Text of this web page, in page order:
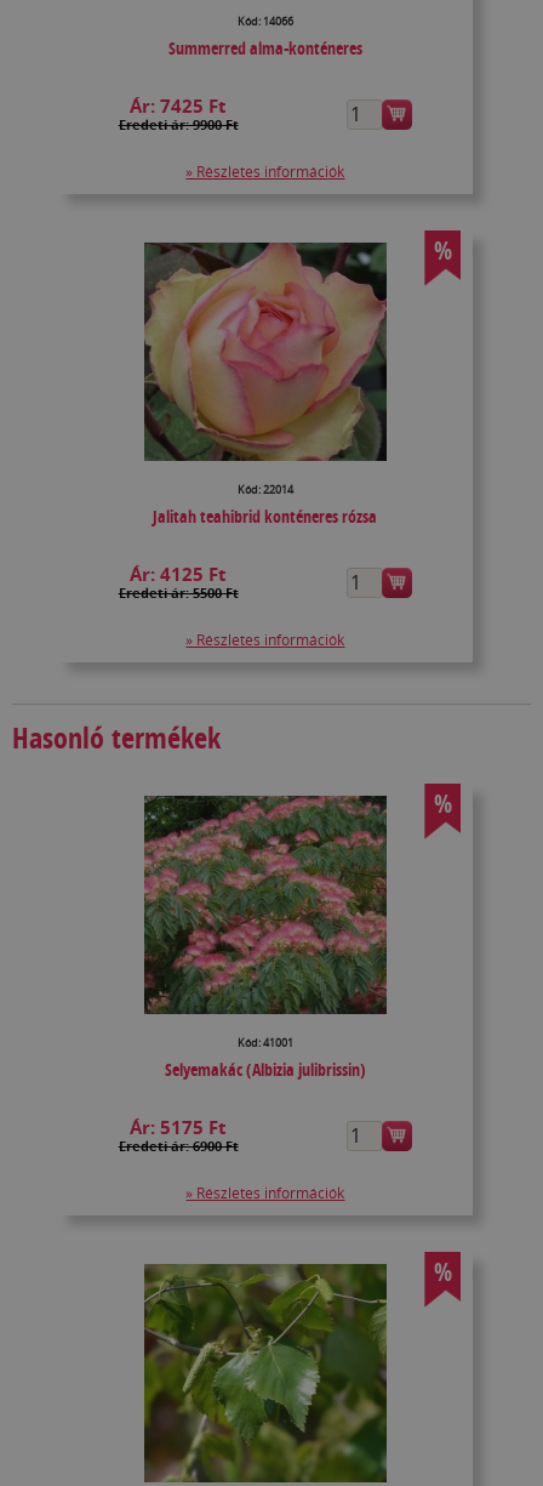
Kód: 14066
Summerred alma-konténeres
Ár:7425 Ft
Eredeti ár: 9900 Ft
» Részletes információk
%
Kód: 22014
Jalitah teahibrid konténeres rózsa
Ár:4125 Ft
Eredeti ár: 5500 Ft
» Részletes információk
Hasonló termékek
%
Kód: 41001
Selyemakác (Albizia julibrissin)
Ár:5175 Ft
Eredeti ár: 6900 Ft
» Részletes információk
%